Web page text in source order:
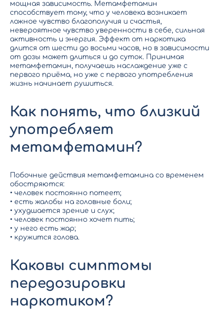
мощная зависимость. Метамфетамин
способствует тому, что у человека возникает
ложное чувство благополучия и счастья,
невероятное чувство уверенности в себе, сильная
активность и энергия. Эффект от наркотика
длится от шести до восьми часов, но в зависимости
от дозы может длиться и до суток. Принимая
метамфетамин, получаешь наслаждение уже с
первого приёма, но уже с первого употребления
жизнь начинает рушиться.
Как понять, что близкий
употребляет
метамфетамин?
Побочные действия метамфетамина со временем
обостряются:
• человек постоянно потеет;
• есть жалобы на головные боли;
• ухудшается зрение и слух;
• человек постоянно хочет пить;
• у него есть жар;
• кружится голова.
Каковы симптомы
передозировки
наркотиком?